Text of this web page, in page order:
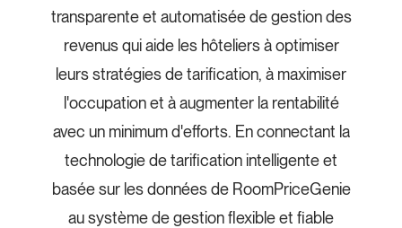
transparente et automatisée de gestion des
revenus qui aide les hôteliers à optimiser
leurs stratégies de tarification, à maximiser
l'occupation et à augmenter la rentabilité
avec un minimum d'efforts. En connectant la
technologie de tarification intelligente et
basée sur les données de RoomPriceGenie
au système de gestion flexible et fiable